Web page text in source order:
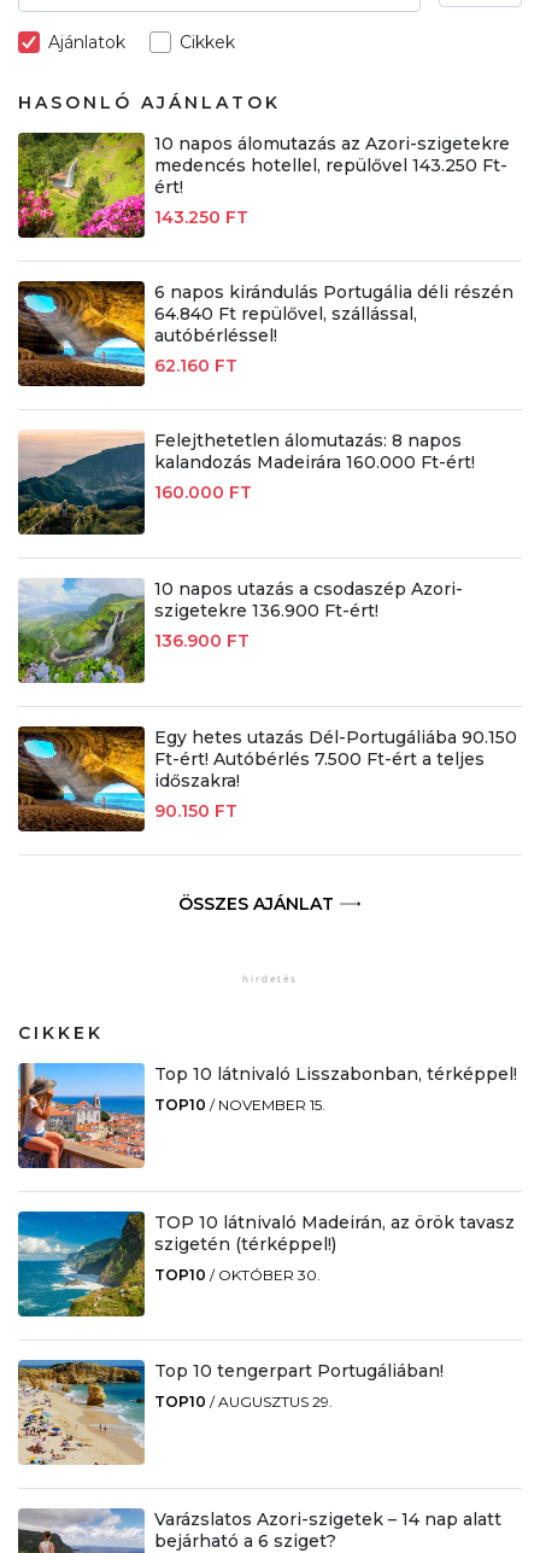
Ajánlatok Cikkek
HASONLÓ AJÁNLATOK
10 napos álomutazás az Azori-szigetekre
medencés hotellel, repülővel 143.250 Ft-
ért!
143.250 FT
6 napos kirándulás Portugália déli részén
64.840 Ft repülővel, szállással,
autóbérléssel!
62.160 FT
Felejthetetlen álomutazás: 8 napos
kalandozás Madeirára 160.000 Ft-ért!
160.000 FT
10 napos utazás a csodaszép Azori-
szigetekre 136.900 Ft-ért!
136.900 FT
Egy hetes utazás Dél-Portugáliába 90.150
Ft-ért! Autóbérlés 7.500 Ft-ért a teljes
időszakra!
90.150 FT
ÖSSZES AJÁNLAT
CIKKEK
Top 10 látnivaló Lisszabonban, térképpel!
TOP10 / NOVEMBER 15.
TOP 10 látnivaló Madeirán, az örök tavasz
szigetén (térképpel!)
TOP10 / OKTÓBER 30.
Top 10 tengerpart Portugáliában!
TOP10 /AUGUSZTUS 29.
Varázslatos Azori-szigetek – 14 nap alatt
bejárható a 6 sziget?